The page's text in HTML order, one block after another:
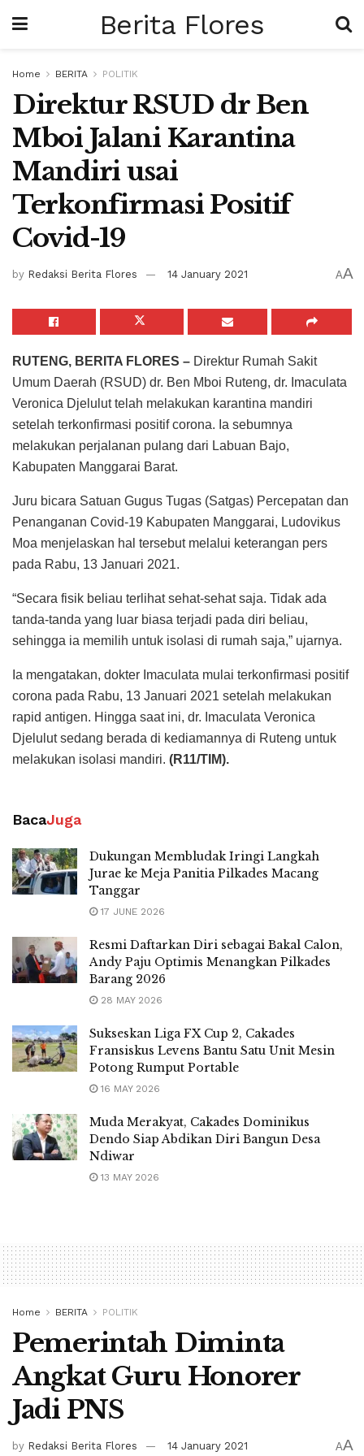
Berita Flores
Home BERITA POLITIK
Direktur RSUD dr Ben
Mboi Jalani Karantina
Mandiri usai
Terkonfirmasi Positif
Covid-19
by Redaksi Berita Flores 14 January 2021 AA
RUTENG, BERITA FLORES – Direktur Rumah Sakit
Umum Daerah (RSUD) dr. Ben Mboi Ruteng, dr. Imaculata
Veronica Djelulut telah melakukan karantina mandiri
setelah terkonfirmasi positif corona. Ia sebumnya
melakukan perjalanan pulang dari Labuan Bajo,
Kabupaten Manggarai Barat.
Juru bicara Satuan Gugus Tugas (Satgas) Percepatan dan
Penanganan Covid-19 Kabupaten Manggarai, Ludovikus
Moa menjelaskan hal tersebut melalui keterangan pers
pada Rabu, 13 Januari 2021.
“Secara fisik beliau terlihat sehat-sehat saja. Tidak ada
tanda-tanda yang luar biasa terjadi pada diri beliau,
sehingga ia memilih untuk isolasi di rumah saja,” ujarnya.
Ia mengatakan, dokter Imaculata mulai terkonfirmasi positif
corona pada Rabu, 13 Januari 2021 setelah melakukan
rapid antigen. Hingga saat ini, dr. Imaculata Veronica
Djelulut sedang berada di kediamannya di Ruteng untuk
melakukan isolasi mandiri. (R11/TIM).
BacaJuga
Dukungan Membludak Iringi Langkah
Jurae ke Meja Panitia Pilkades Macang
Tanggar
17 JUNE 2026
Resmi Daftarkan Diri sebagai Bakal Calon,
Andy Paju Optimis Menangkan Pilkades
Barang 2026
28 MAY 2026
Sukseskan Liga FX Cup 2, Cakades
Fransiskus Levens Bantu Satu Unit Mesin
Potong Rumput Portable
16 MAY 2026
Muda Merakyat, Cakades Dominikus
Dendo Siap Abdikan Diri Bangun Desa
Ndiwar
13 MAY 2026
Home BERITA POLITIK
Pemerintah Diminta
Angkat Guru Honorer
Jadi PNS
by Redaksi Berita Flores 14 January 2021 AA